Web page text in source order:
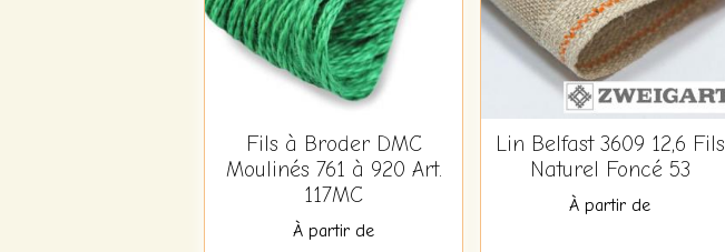
Fils à Broder DMC
Moulinés 761 à 920 Art.
117MC
À partir de
Lin Belfast 3609 12,6 Fils
Naturel Foncé 53
À partir de